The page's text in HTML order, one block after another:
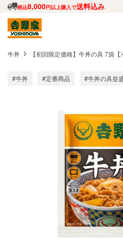
税込8,000円以上購入で送料込み
牛丼 【初回限定価格】牛丼の具 7袋【
#牛丼 #定番商品 #牛丼の具並